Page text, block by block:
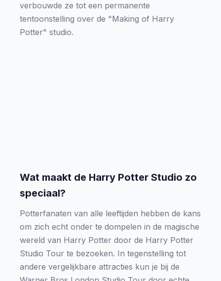
verbouwde ze tot een permanente
tentoonstelling over de "Making of Harry
Potter" studio.
Wat maakt de Harry Potter Studio zo
speciaal?
Potterfanaten van alle leeftijden hebben de kans
om zich echt onder te dompelen in de magische
wereld van Harry Potter door de Harry Potter
Studio Tour te bezoeken. In tegenstelling tot
andere vergelijkbare attracties kun je bij de